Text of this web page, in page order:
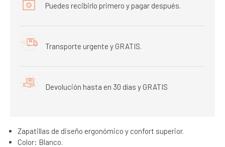
Puedes recibirlo primero y pagar después.
Transporte urgente y GRATIS.
Devolución hasta en 30 días y GRATIS
Zapatillas de diseño ergonómico y confort superior.
Color: Blanco.